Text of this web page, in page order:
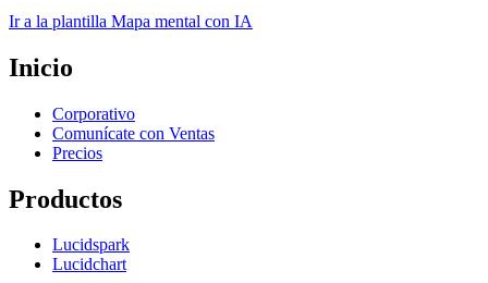
Ir a la plantilla Mapa mental con IA
Inicio
Corporativo
Comunícate con Ventas
Precios
Productos
Lucidspark
Lucidchart